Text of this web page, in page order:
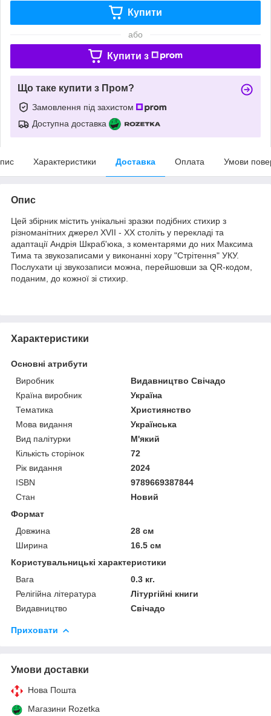
Купити
або
Купити з
Що таке купити з Пром?
Замовлення під захистом
Доступна доставка
Характеристики Доставка Оплата Умови
Опис
Цей збірник містить унікальні зразки подібних стихир з
різноманітних джерел ХVII - XX століть у перекладі та
адаптації Андрія Шкраб'юка, з коментарями до них Максима
Тима та звукозаписами у виконанні хору "Стрітення" УКУ.
Послухати ці звукозаписи можна, перейшовши за QR-кодом,
поданим, до кожної зі стихир.
Характеристики
Основні атрибути
Виробник
Видавництво Свічадо
Країна виробник
Україна
Тематика
Християнство
Мова видання
Українська
Вид палітурки
М'який
Кількість сторінок
72
Рік видання
2024
ISBN
9789669387844
Стан
Новий
Формат
Довжина
28 см
Ширина
16.5 см
Користувальницькі характеристики
Вага
0.3 кг.
Релігійна література
Літургійні книги
Видавництво
Свічадо
Приховати
Умови доставки
Нова Пошта
Магазини Rozetka